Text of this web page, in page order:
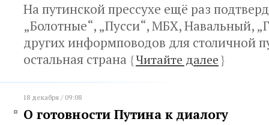
На путинской прессухе ещё раз
„Болотные“, „Пусси“, МБХ, Навальный,
других информповодов для столичной
остальная страна {Читайте далее}
18 декабря / 09:08
О готовности Путина к диалогу